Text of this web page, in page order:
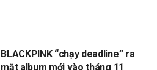
BLACKPINK “chạy deadline” ra
mắt album mới vào tháng 11